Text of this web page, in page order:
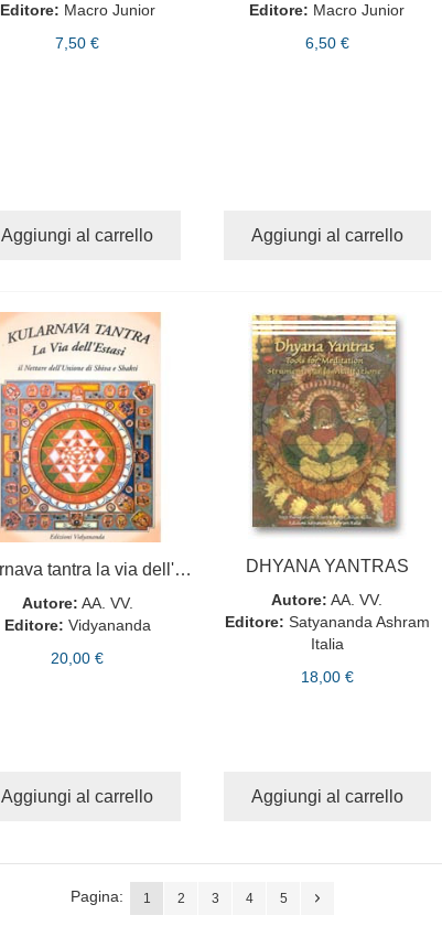
Editore: Macro Junior
7,50 €
Aggiungi al carrello
Editore: Macro Junior
6,50 €
Aggiungi al carrello
Kularnava tantra la via dell'estasi
Autore: AA. VV.
Editore: Vidyananda
20,00 €
Aggiungi al carrello
DHYANA YANTRAS
Autore: AA. VV.
Editore: Satyananda Ashram
Italia
18,00 €
Aggiungi al carrello
Pagina: 1 2 3 4 5